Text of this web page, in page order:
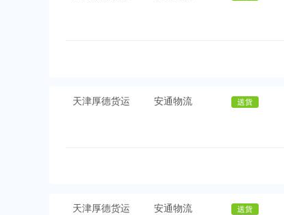
天津厚德货运 安通物流
天津厚德货运 安通物流